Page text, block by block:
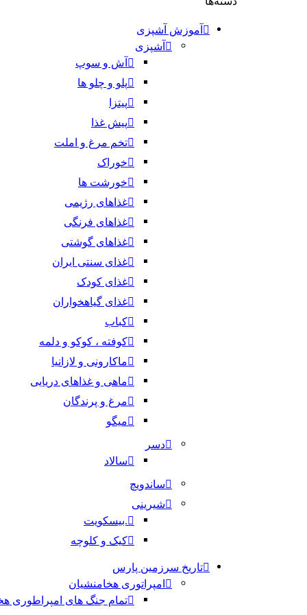
آموزش آشپزی
آشپزی
آش و سوپ
پلو و چلو ها
پیتزا
پیش غذا
تخم مرغ و املت
خوراک
خورشت ها
غذاهای رژیمی
غذاهای فرنگی
غذاهای گوشتی
غذای سنتی ایران
غذای کودک
غذای گیاهخواران
کباب
کوفته ، کوکو و دلمه
ماکارونی و لازانیا
ماهی و غذاهای دریایی
مرغ و پرندگان
میگو
دسر
سالاد
ساندویچ
شیرینی
.بیسکویت
کیک و کلوچه
تاریخ سرزمین پارس
امپراتوری هخامنشیان
تمام جنگ های امپراطوری